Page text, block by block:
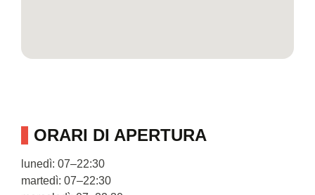
ORARI DI APERTURA
lunedì: 07–22:30
martedì: 07–22:30